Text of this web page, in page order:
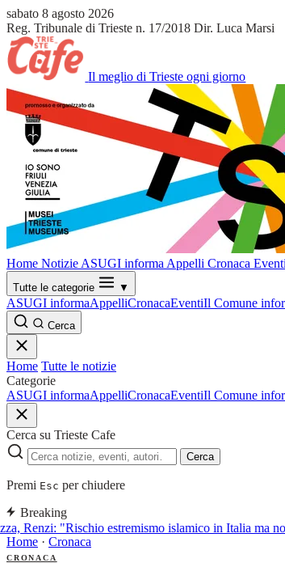
sabato 8 agosto 2026
Reg. Tribunale di Trieste n. 17/2018 Dir. Luca Marsi
Il meglio di Trieste ogni giorno
Home Notizie ASUGI informa Appelli Cronaca Eventi
Tutte le categorie ▼
ASUGI informaAppelliCronacaEventiIl Comune
Cerca
Home Tutte le notizie
Categorie
ASUGI informaAppelliCronacaEventiIl Comune
Cerca su Trieste Cafe
Cerca
Premi Esc per chiudere
Breaking
Renzi: "Rischio estremismo islamico in Italia ma
Home · Cronaca
CRONACA